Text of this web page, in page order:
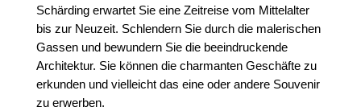
Schärding erwartet Sie eine Zeitreise vom Mittelalter
bis zur Neuzeit. Schlendern Sie durch die malerischen
Gassen und bewundern Sie die beeindruckende
Architektur. Sie können die charmanten Geschäfte zu
erkunden und vielleicht das eine oder andere Souvenir
zu erwerben.